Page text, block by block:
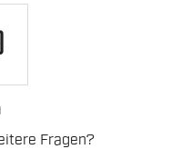
Fragen?